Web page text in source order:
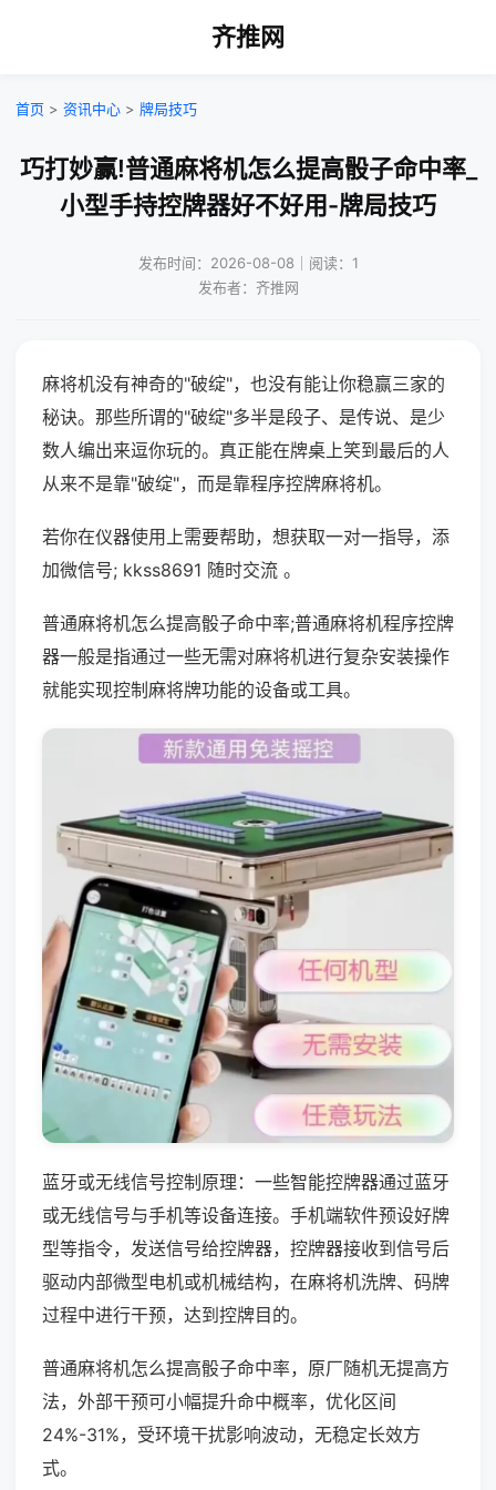
齐推网
首页 > 资讯中心 > 牌局技巧
巧打妙赢!普通麻将机怎么提高骰子命中率_
小型手持控牌器好不好用-牌局技巧
发布时间：2026-08-08｜阅读：1
发布者：齐推网
麻将机没有神奇的"破绽"，也没有能让你稳赢三家的
秘诀。那些所谓的"破绽"多半是段子、是传说、是少
数人编出来逗你玩的。真正能在牌桌上笑到最后的人
从来不是靠"破绽"，而是靠程序控牌麻将机。
若你在仪器使用上需要帮助，想获取一对一指导，添
加微信号; kkss8691 随时交流 。
普通麻将机怎么提高骰子命中率;普通麻将机程序控牌
器一般是指通过一些无需对麻将机进行复杂安装操作
就能实现控制麻将牌功能的设备或工具。
蓝牙或无线信号控制原理：一些智能控牌器通过蓝牙
或无线信号与手机等设备连接。手机端软件预设好牌
型等指令，发送信号给控牌器，控牌器接收到信号后
驱动内部微型电机或机械结构，在麻将机洗牌、码牌
过程中进行干预，达到控牌目的。
普通麻将机怎么提高骰子命中率，原厂随机无提高方
法，外部干预可小幅提升命中概率，优化区间
24%-31%，受环境干扰影响波动，无稳定长效方
式。